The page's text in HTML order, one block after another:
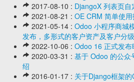
2017-08-10 : DjangoX 列表页
2021-08-21 : OE CRM 简单使用
2021-05-14 : Odoo 小程序商城
发布，多形式的客户资产及客户分
2022-10-06 : Odoo 16 正式发布
2020-03-31 : 基于 Odoo 的公众
绍
2016-01-17 : 关于Django框架